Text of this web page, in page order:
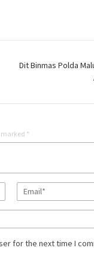
Dit Binmas Polda
marked *
for the next time I